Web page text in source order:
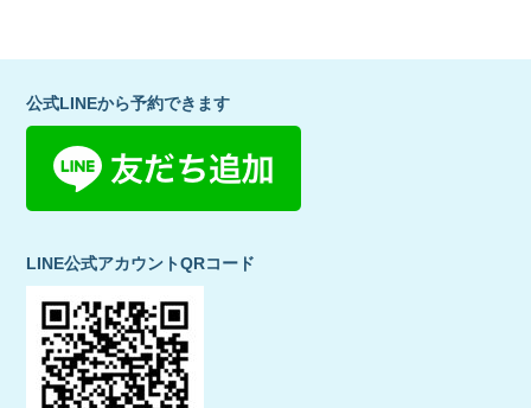
公式LINEから予約できます
LINE公式アカウントQRコード